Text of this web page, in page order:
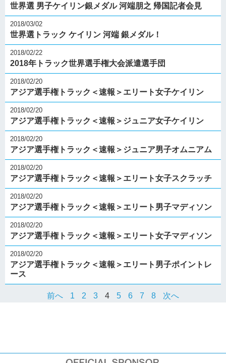
世界選 男子ケイリン銀メダル 河端朋之 帰国記者会見
2018/03/02
世界選トラック ケイリン 河端 銀メダル！
2018/02/22
2018年トラック世界選手権大会派遣選手団
2018/02/20
アジア選手権トラック＜速報＞エリート女子ケイリン
2018/02/20
アジア選手権トラック＜速報＞ジュニア女子ケイリン
2018/02/20
アジア選手権トラック＜速報＞ジュニア男子オムニアム
2018/02/20
アジア選手権トラック＜速報＞エリート女子スクラッチ
2018/02/20
アジア選手権トラック＜速報＞エリート男子マディソン
2018/02/20
アジア選手権トラック＜速報＞エリート女子マディソン
2018/02/20
アジア選手権トラック＜速報＞エリート男子ポイントレ
ース
前へ 1 2 3 4 5 6 7 8 次へ